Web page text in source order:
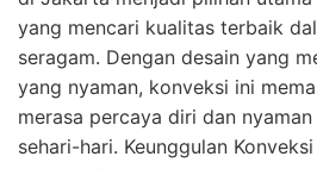
yang mencari kualitas terbaik
seragam. Dengan desain yang
yang nyaman, konveksi ini
merasa percaya diri dan
sehari-hari. Keunggulan